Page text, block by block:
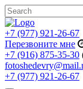
+7 (977) 921-26-67
Перезвоните мне
+7 (916) 875-35-30
+7 (977) 921-26-67